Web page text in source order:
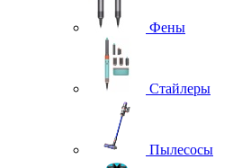
Фены
Стайлеры
Пылесосы